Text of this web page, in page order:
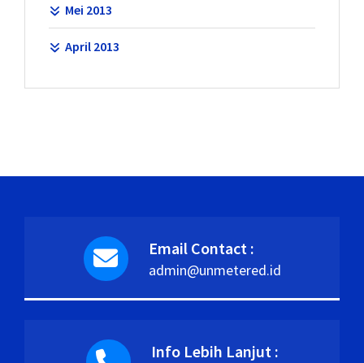
Mei 2013
April 2013
Email Contact :
admin@unmetered.id
Info Lebih Lanjut :